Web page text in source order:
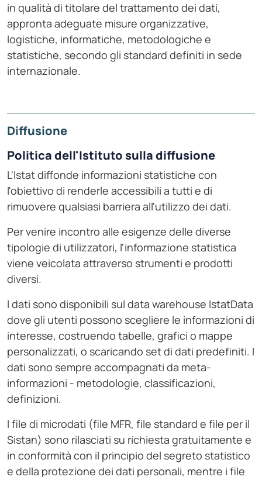
in qualità di titolare del trattamento dei dati,
appronta adeguate misure organizzative,
logistiche, informatiche, metodologiche e
statistiche, secondo gli standard definiti in sede
internazionale.
Diffusione
Politica dell'Istituto sulla diffusione
L'Istat diffonde informazioni statistiche con
l'obiettivo di renderle accessibili a tutti e di
rimuovere qualsiasi barriera all'utilizzo dei dati.
Per venire incontro alle esigenze delle diverse
tipologie di utilizzatori, l'informazione statistica
viene veicolata attraverso strumenti e prodotti
diversi.
I dati sono disponibili sul data warehouse IstatData
dove gli utenti possono scegliere le informazioni di
interesse, costruendo tabelle, grafici o mappe
personalizzati, o scaricando set di dati predefiniti. I
dati sono sempre accompagnati da meta-
informazioni - metodologie, classificazioni,
definizioni.
I file di microdati (file MFR, file standard e file per il
Sistan) sono rilasciati su richiesta gratuitamente e
in conformità con il principio del segreto statistico
e della protezione dei dati personali, mentre i file